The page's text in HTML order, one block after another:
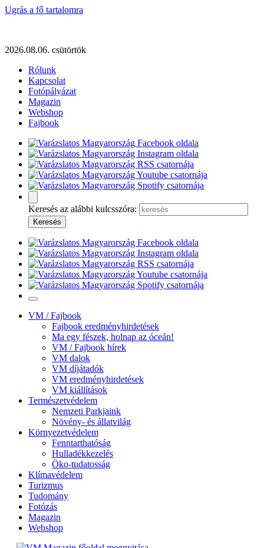
Ugrás a fő tartalomra
2026.08.06. csütörtök
Rólunk
Kapcsolat
Fotópályázat
Magazin
Webshop
Fajbook
Keresés az alábbi kulcsszóra:
VM / Fajbook
Fajbook eredményhirdetések
Ma egy fészek, holnap az óceán!
VM / Fajbook hírek
VM dalok
VM díjátadók
VM eredményhirdetések
VM kiállítások
Természetvédelem
Nemzeti Parkjaink
Növény- és állatvilág
Környezetvédelem
Fenntarthatóság
Hulladékkezelés
Öko-tudatosság
Klímavédelem
Turizmus
Tudomány
Fotózás
Magazin
Webshop